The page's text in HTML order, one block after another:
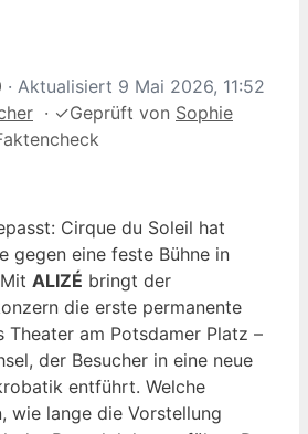
· Aktualisiert 9 Mai 2026, 11:52
· ✓Geprüft von Sophie
Cirque du Soleil hat
gegen eine feste Bühne in
ALIZÉ bringt der
die erste permanente
Theater am Potsdamer Platz –
der Besucher in eine neue
entführt. Welche
wie lange die Vorstellung